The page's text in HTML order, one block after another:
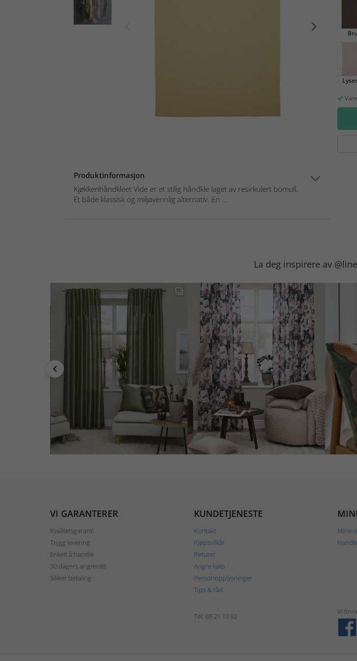
Produktinformasjon
Kjøkkenhåndkleet Vide er et stilig håndkle laget av resirkulert bomull.
Et både klassisk og miljøvennlig alternativ. En ...
La deg inspirere av
VI GARANTERER
Kvalitetsgaranti
Trygg levering
Enkelt å handle
30 dagers angrerett
Sikker betaling
KUNDETJENESTE
Kontakt
Kjøpsvilkår
Returer
Angre kjøp
Personopplysninger
Tips & råd
Mine
Tel: 69 21 10 92
Vi